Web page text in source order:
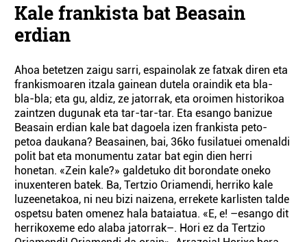
Kale frankista bat Beasain
erdian
Ahoa betetzen zaigu sarri, espainolak ze fatxak diren eta
frankismoaren itzala gainean dutela oraindik eta bla-
bla-bla; eta gu, aldiz, ze jatorrak, eta oroimen historikoa
zaintzen dugunak eta tar-tar-tar. Eta esango banizue
Beasain erdian kale bat dagoela izen frankista peto-
petoa daukana? Beasainen, bai, 36ko fusilatuei omenaldi
polit bat eta monumentu zatar bat egin dien herri
honetan. «Zein kale?» galdetuko dit borondate oneko
inuxenteren batek. Ba, Tertzio Oriamendi, herriko kale
luzeenetakoa, ni neu bizi naizena, errekete karlisten talde
ospetsu baten omenez hala bataiatua. «E, e! –esango dit
herrikoxeme edo alaba jatorrak–. Hori ez da Tertzio